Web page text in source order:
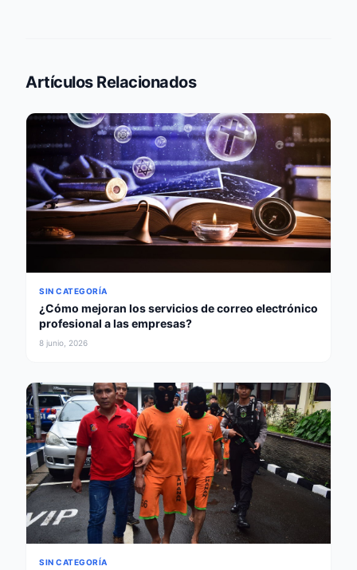
Artículos Relacionados
SIN CATEGORÍA
¿Cómo mejoran los servicios de correo electrónico
profesional a las empresas?
8 junio, 2026
SIN CATEGORÍA